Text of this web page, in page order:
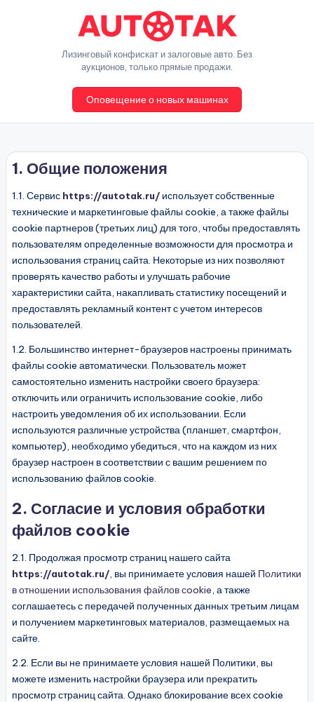
содержимому
A
t
o
T
a
k
Лизинговый конфискат и залоговые авто. Без
аукционов, только прямые продажи.
Оповещение о новых машинах
1. Общие положения
1.1. Сервис https://autotak.ru/ использует собственные
технические и маркетинговые файлы cookie, а также файлы
cookie партнеров (третьих лиц) для того, чтобы предоставлять
пользователям определенные возможности для просмотра и
использования страниц сайта. Некоторые из них позволяют
проверять качество работы и улучшать рабочие
характеристики сайта, накапливать статистику посещений и
предоставлять рекламный контент с учетом интересов
пользователей.
1.2. Большинство интернет-браузеров настроены принимать
файлы cookie автоматически. Пользователь может
самостоятельно изменить настройки своего браузера:
отключить или ограничить использование cookie, либо
настроить уведомления об их использовании. Если
используются различные устройства (планшет, смартфон,
компьютер), необходимо убедиться, что на каждом из них
браузер настроен в соответствии с вашим решением по
использованию файлов cookie.
2. Согласие и условия обработки
файлов cookie
2.1. Продолжая просмотр страниц нашего сайта
https://autotak.ru/, вы принимаете условия нашей Политики
в отношении использования файлов сookie, а также
соглашаетесь с передачей полученных данных третьим лицам
и получением маркетинговых материалов, размещаемых на
сайте.
2.2. Если вы не принимаете условия нашей Политики, вы
можете изменить настройки браузера или прекратить
просмотр страниц сайта. Однако блокирование всех сookie